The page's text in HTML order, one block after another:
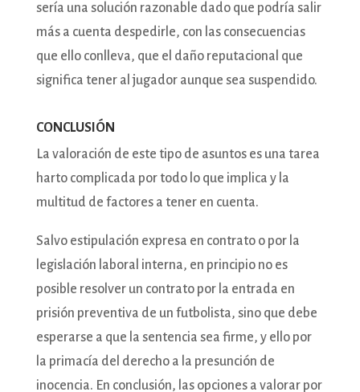
sería una solución razonable dado que podría salir
más a cuenta despedirle, con las consecuencias
que ello conlleva, que el daño reputacional que
significa tener al jugador aunque sea suspendido.
CONCLUSIÓN
La valoración de este tipo de asuntos es una tarea
harto complicada por todo lo que implica y la
multitud de factores a tener en cuenta.
Salvo estipulación expresa en contrato o por la
legislación laboral interna, en principio no es
posible resolver un contrato por la entrada en
prisión preventiva de un futbolista, sino que debe
esperarse a que la sentencia sea firme, y ello por
la primacía del derecho a la presunción de
inocencia. En conclusión, las opciones a valorar por